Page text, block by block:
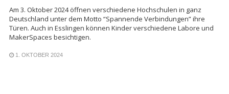
Am 3. Oktober 2024 öffnen verschiedene Hochschulen in ganz
Deutschland unter dem Motto “Spannende Verbindungen” ihre
Türen. Auch in Esslingen können Kinder verschiedene Labore und
MakerSpaces besichtigen.
1. OKTOBER 2024